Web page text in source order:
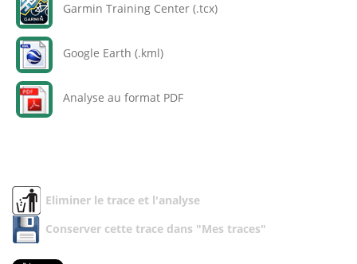
Garmin Training Center (.tcx)
Google Earth (.kml)
Analyse au format PDF
Eliminer le trace et l'analyse
Conserver cette trace dans "Mes traces"